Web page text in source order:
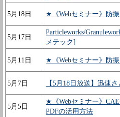
5月18日 ★《Webセミナー》防
5月17日
Particleworks/
メテック]
5月11日 ★《Webセミナー》防
5月7日 【5月18日放送】迅速
5月5日
★《Webセミナー》
PDFの活用方法